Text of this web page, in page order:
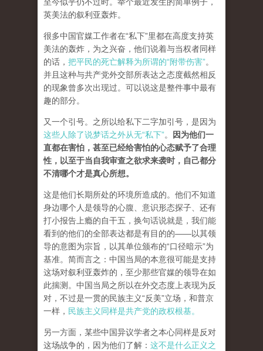
英美法的叙利亚轰炸。
很多中国官媒工作者在“私下”里都在高度支持英
美法的轰炸，为之兴奋，他们说着与当权者同样
的话， 把平民的死亡解释为所谓的“附带伤害”。
并且这种与共产党外交部所表达之态度截然相反
的现象曾多次出现过。可以说这是整件事中最有
趣的部分。
又一个引号。之所以给私下二字加引号，是因为
这些人除了说梦话之外从无“私下”。
因为他们一
直都在害怕，甚至已经给害怕的心态赋予了合理
性，以至于当自我审查之欲求来袭时，自己都分
不清哪个才是真心所想。
这是他们长期所处的环境所造成的。他们不知道
身边哪个人是领导的心腹、意识形态探子、还有
打小报告上瘾的自干五，换句话说就是，我们能
看到的他们的全部表达都是有目的的——以其领
导的意图为宗旨，以其单位颁布的“口径暗示”为
基准。简而言之：中国当局的本意很可能是支持
这场对叙利亚轰炸的，至少那些官媒的领导在如
此揣测。中国当局之所以在外交态度上表现为反
对，不过是一贯的民族主义“反美”立场，和普京
一样， 民族主义同样是共产党的政权根基。
另一方面，某些中国异议学者之本心同样是反对
这场战争的，因为他们了解： 这不是什么正义之